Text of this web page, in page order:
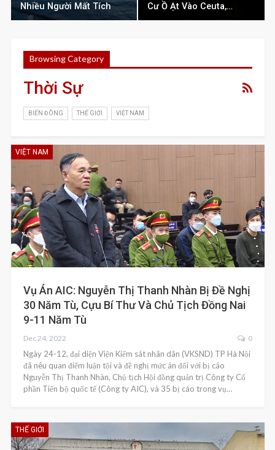
Nhiều Người Mất Tích
Cư Ồ Ạt Vào Ceuta,…
Browsing Category
Thời Sự
BIỂN ĐÔNG THẾ GIỚI VIỆT NAM
VIỆT NAM
Vụ Án AIC: Nguyễn Thị Thanh Nhàn Bị Đề Nghị
30 Năm Tù, Cựu Bí Thư Và Chủ Tịch Đồng Nai
9-11 Năm Tù
Dec 24, 2022 0
Ngày 24-12, đại diện Viện Kiểm sát nhân dân (VKSND) TP Hà Nội
đã nêu quan điểm luận tội và đề nghị mức án đối với bị cáo
Nguyễn Thị Thanh Nhàn, Chủ tịch Hội đồng quản trị Công ty Cổ
phần Tiến bộ quốc tế (Công ty AIC), và 35 bị cáo trong vụ…
THẾ GIỚI